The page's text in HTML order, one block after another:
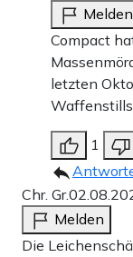
Melden
Compact
letzten
1
Chr. Gr.
Melden
Die